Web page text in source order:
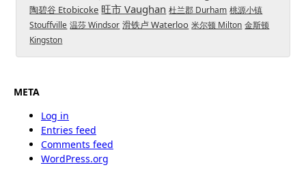
陶碧谷 Etobicoke 旺市 Vaughan 杜兰郡 Durham 桃源小镇
Stouffville 温莎 Windsor 滑铁卢 Waterloo 米尔顿 Milton 金斯顿
Kingston
META
Log in
Entries feed
Comments feed
WordPress.org